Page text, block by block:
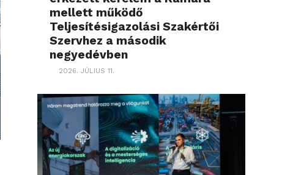
mellett működő
Teljesítésigazolási Szakértői
Szervhez a második
negyedévben
2026. JÚLIUS 11.